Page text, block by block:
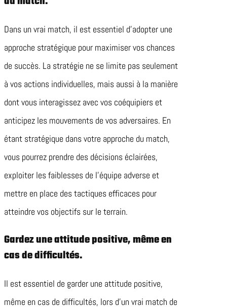
Dans un vrai match, il est essentiel d’adopter une
approche stratégique pour maximiser vos chances
de succès. La stratégie ne se limite pas seulement
à vos actions individuelles, mais aussi à la manière
dont vous interagissez avec vos coéquipiers et
anticipez les mouvements de vos adversaires. En
étant stratégique dans votre approche du match,
vous pourrez prendre des décisions éclairées,
exploiter les faiblesses de l’équipe adverse et
mettre en place des tactiques efficaces pour
atteindre vos objectifs sur le terrain.
Gardez une attitude positive, même en
cas de difficultés.
Il est essentiel de garder une attitude positive,
même en cas de difficultés, lors d’un vrai match de